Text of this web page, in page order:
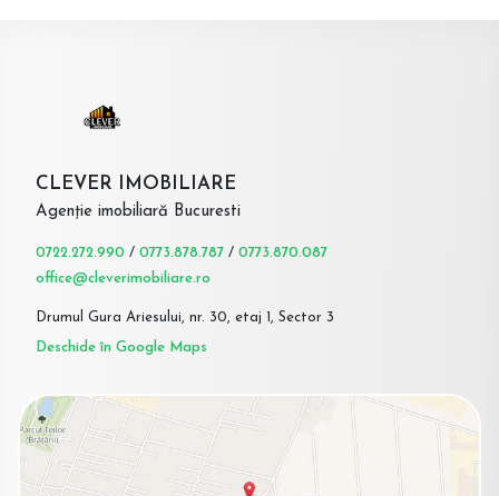
CLEVER IMOBILIARE
Agenție imobiliară Bucuresti
0722.272.990 / 0773.878.787 / 0773.870.087
office@cleverimobiliare.ro
Drumul Gura Ariesului, nr. 30, etaj 1, Sector 3
Deschide în Google Maps